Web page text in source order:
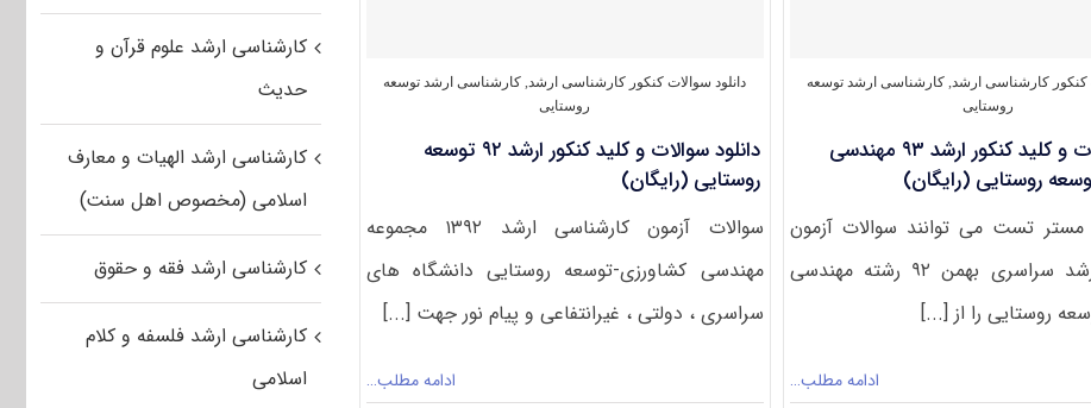
مهندسی
کنکور کارشناسی ارشد,کارشناسی ارشد توسعه
روستایی
دانلود سوالات و کلید کنکور ارشد ۹۳ مهندسی
روستایی (رایگان)
مستر تست می توانند سوالات آزمون
کارشناسی ارشد سراسری بهمن ۹۲ رشته مهندسی
روستایی را از [...]
ادامه مطلب…
دانلود سوالات کنکور کارشناسی ارشد, کارشناسی ارشد توسعه
روستایی
دانلود سوالات و کلید کنکور ارشد ۹۲ توسعه
روستایی (رایگان)
سوالات آزمون کارشناسی ارشد ۱۳۹۲ مجموعه
مهندسی کشاورزی-توسعه روستایی دانشگاه های
سراسری ، دولتی ، غیرانتفاعی و پیام نور جهت [...]
ادامه مطلب…
کارشناسی ارشد علوم قرآن و
حدیث
کارشناسی ارشد الهیات و معارف
اسلامی (مخصوص اهل سنت)
کارشناسی ارشد فقه و حقوق
کارشناسی ارشد فلسفه و کلام
اسلامی